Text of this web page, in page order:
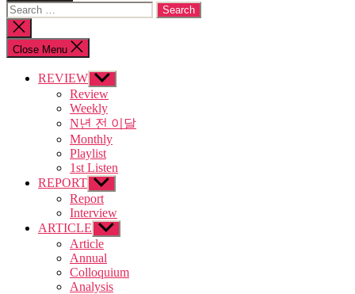
Search
for:
Close
search
Close Menu
REVIEW Show
sub
menu
Review
Weekly
N년 전 이달
Monthly
Playlist
1st Listen
REPORT Show
sub
menu
Report
Interview
ARTICLE Show
sub
menu
Article
Annual
Colloquium
Analysis